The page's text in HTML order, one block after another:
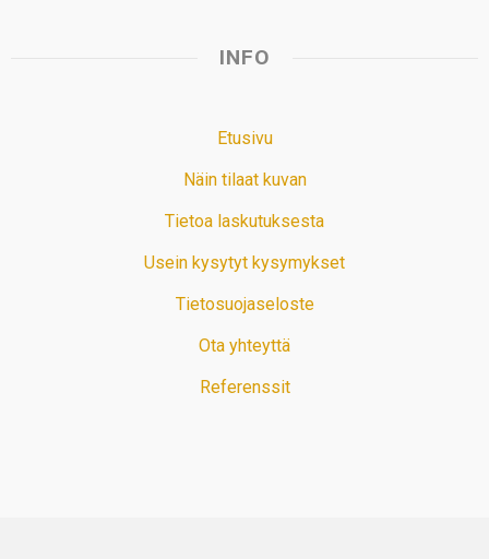
INFO
Etusivu
Näin tilaat kuvan
Tietoa laskutuksesta
Usein kysytyt kysymykset
Tietosuojaseloste
Ota yhteyttä
Referenssit